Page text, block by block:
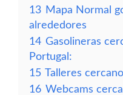
13 Mapa Normal
alrededores
14 Gasolineras
Portugal:
15 Talleres
16 Webcams